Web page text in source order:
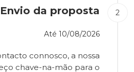
Envio da proposta
Até 10/08/2026
connosco, a nossa
chave-na-mão para o